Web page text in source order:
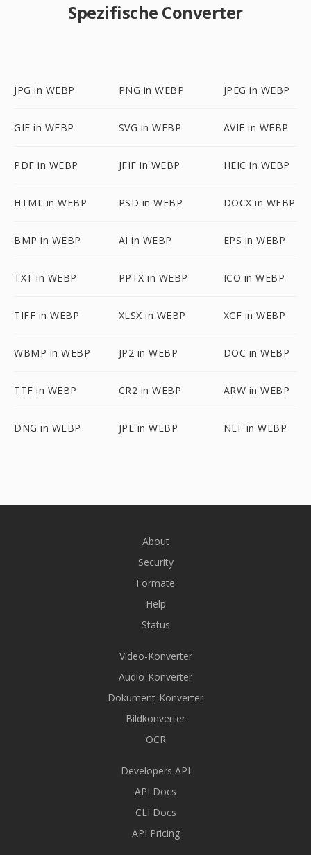
Spezifische Converter
JPG in WEBP PNG in WEBP JPEG in WEBP
GIF in WEBP SVG in WEBP AVIF in WEBP
PDF in WEBP JFIF in WEBP HEIC in WEBP
HTML in WEBP PSD in WEBP DOCX in WEBP
BMP in WEBP AI in WEBP EPS in WEBP
TXT in WEBP PPTX in WEBP ICO in WEBP
TIFF in WEBP XLSX in WEBP XCF in WEBP
WBMP in WEBP JP2 in WEBP DOC in WEBP
TTF in WEBP CR2 in WEBP ARW in WEBP
DNG in WEBP JPE in WEBP NEF in WEBP
About
Security
Formate
Help
Status
Video-Konverter
Audio-Konverter
Dokument-Konverter
Bildkonverter
OCR
Developers API
API Docs
CLI Docs
API Pricing